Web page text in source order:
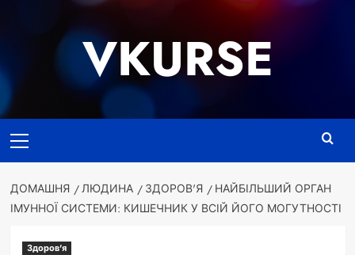
VKURSE
меню
ДОМАШНЯ ЛЮДИНА ЗДОРОВ'Я
НАЙБІЛЬШИЙ ОРГАН
ІМУННОЇ СИСТЕМИ: КИШЕЧНИК У ВСІЙ ЙОГО МОГУТНОСТІ
Здоров'я